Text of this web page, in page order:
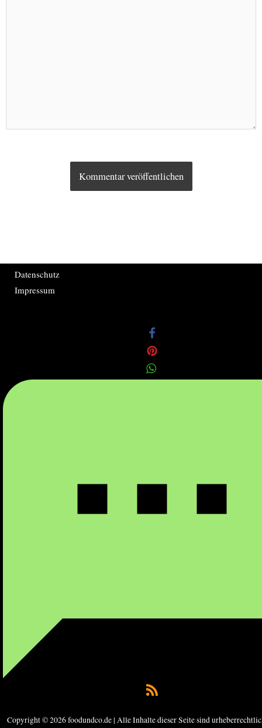
Datenschutz
Impressum
Copyright © 2026 foodundco.de | Alle Inhalte dieser Seite sind